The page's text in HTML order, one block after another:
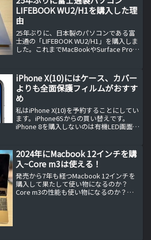
位...
LIFEBOOK WU2/H1を購入した理
由
25年ぶりに、日本製のパソコンである富
士通の「LIFEBOOK WU2/H1」を購入しま
した。これまでMacBookやSurface Proな
加や日常的な持ち運びを考え...
iPhone X(10)にはケース、カバー
よりも全面保護フィルムがおすす
め
私はiPhone X(10)を予約することにしてい
ます。iPhone6Sからの買い替えです。
iPhone 8を購入しないのは有機LED画面を
iPhone X(10)にはケー...
2024年にMacbook 12インチを購
入~Core m3は使える！
発売から7年も経つMacbook 12インチを
購入して果たして使い物になるのか？
Core m3の性能も使い物になるのか？た